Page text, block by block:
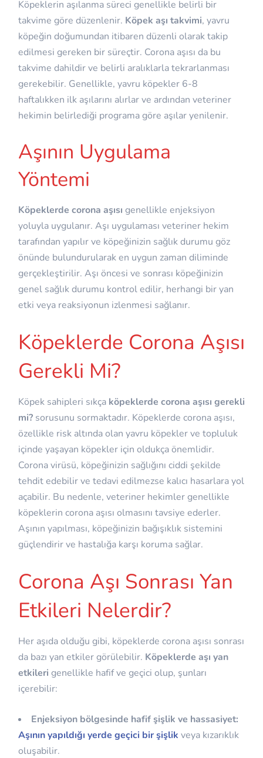
Köpeklerin aşılanma süreci genellikle belirli bir
takvime göre düzenlenir. Köpek aşı takvimi, yavru
köpeğin doğumundan itibaren düzenli olarak takip
edilmesi gereken bir süreçtir. Corona aşısı da bu
takvime dahildir ve belirli aralıklarla tekrarlanması
gerekebilir. Genellikle, yavru köpekler 6-8
haftalıkken ilk aşılarını alırlar ve ardından veteriner
hekimin belirlediği programa göre aşılar yenilenir.
Aşının Uygulama
Yöntemi
Köpeklerde corona aşısı genellikle enjeksiyon
yoluyla uygulanır. Aşı uygulaması veteriner hekim
tarafından yapılır ve köpeğinizin sağlık durumu göz
önünde bulundurularak en uygun zaman diliminde
gerçekleştirilir. Aşı öncesi ve sonrası köpeğinizin
genel sağlık durumu kontrol edilir, herhangi bir yan
etki veya reaksiyonun izlenmesi sağlanır.
Köpeklerde Corona Aşısı
Gerekli Mi?
Köpek sahipleri sıkça köpeklerde corona aşısı gerekli
mi? sorusunu sormaktadır. Köpeklerde corona aşısı,
özellikle risk altında olan yavru köpekler ve topluluk
içinde yaşayan köpekler için oldukça önemlidir.
Corona virüsü, köpeğinizin sağlığını ciddi şekilde
tehdit edebilir ve tedavi edilmezse kalıcı hasarlara yol
açabilir. Bu nedenle, veteriner hekimler genellikle
köpeklerin corona aşısı olmasını tavsiye ederler.
Aşının yapılması, köpeğinizin bağışıklık sistemini
güçlendirir ve hastalığa karşı koruma sağlar.
Corona Aşı Sonrası Yan
Etkileri Nelerdir?
Her aşıda olduğu gibi, köpeklerde corona aşısı sonrası
da bazı yan etkiler görülebilir. Köpeklerde aşı yan
etkileri genellikle hafif ve geçici olup, şunları
içerebilir:
Enjeksiyon bölgesinde hafif şişlik ve hassasiyet:
Aşının yapıldığı yerde geçici bir şişlik veya kızarıklık
oluşabilir.